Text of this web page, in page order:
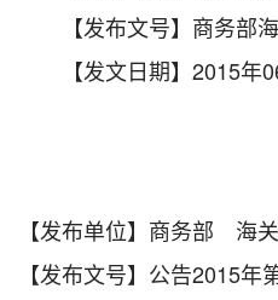
【发布文号】商务部
【发文日期】2015年
【发布单位】商务部 海
【发布文号】公告2015年